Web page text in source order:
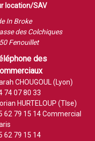
location/SAV
In Broke
des Colchiques
Fenouillet
des
CHOUGOUL (Lyon)
74 07 80 33
HURTELOUP (Tlse)
62 79 15 14Commercial
62 79 15 14